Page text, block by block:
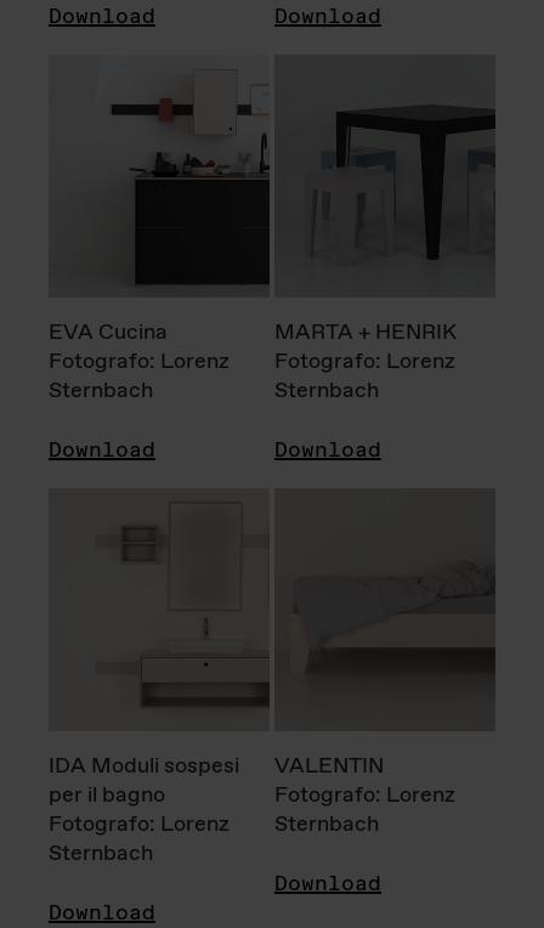
Download Download
EVA Cucina
Fotografo: Lorenz
Sternbach
Download
MARTA + HENRIK
Fotografo: Lorenz
Sternbach
Download
IDA Moduli sospesi
per il bagno
Fotografo: Lorenz
Sternbach
Download
VALENTIN
Fotografo: Lorenz
Sternbach
Download